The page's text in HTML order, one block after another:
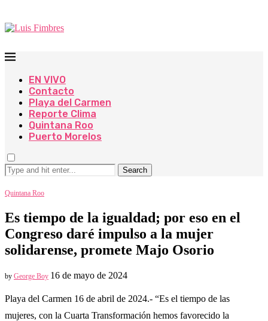
EN VIVO
Contacto
Playa del Carmen
Reporte Clima
Quintana Roo
Puerto Morelos
Search
Quintana Roo
Es tiempo de la igualdad; por eso en el
Congreso daré impulso a la mujer
solidarense, promete Majo Osorio
by George Boy 16 de mayo de 2024
Playa del Carmen 16 de abril de 2024.- “Es el tiempo de las
mujeres, con la Cuarta Transformación hemos favorecido la